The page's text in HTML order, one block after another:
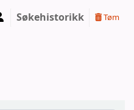
Søkehistorikk Tøm